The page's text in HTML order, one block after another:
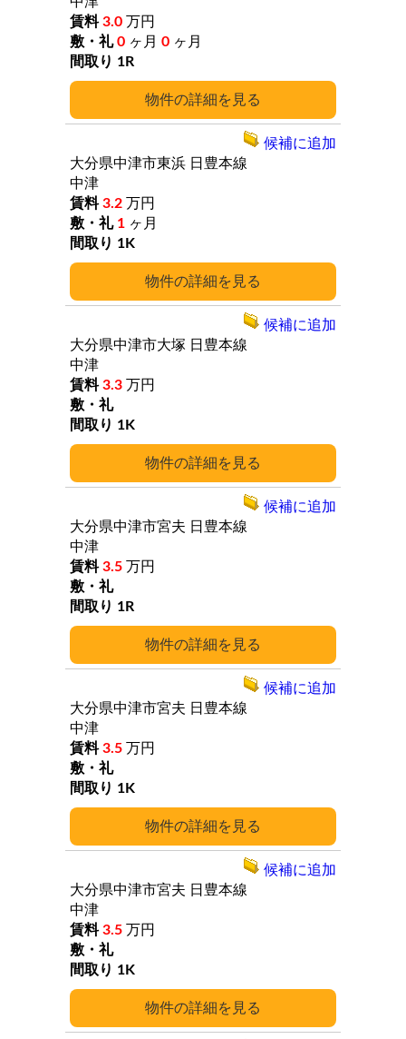
詳細
3.0 万円
0 ヶ月 0 ヶ月
1R
詳細
大分県中津市東浜 日豊本線
中津
3.2 万円
1 ヶ月
1K
候補に追加
詳細
大分県中津市大塚 日豊本線
中津
3.3 万円
1K
候補に追加
詳細
大分県中津市宮夫 日豊本線
中津
3.5 万円
1R
候補に追加
詳細
大分県中津市宮夫 日豊本線
中津
3.5 万円
1K
候補に追加
詳細
大分県中津市宮夫 日豊本線
中津
3.5 万円
1K
候補に追加